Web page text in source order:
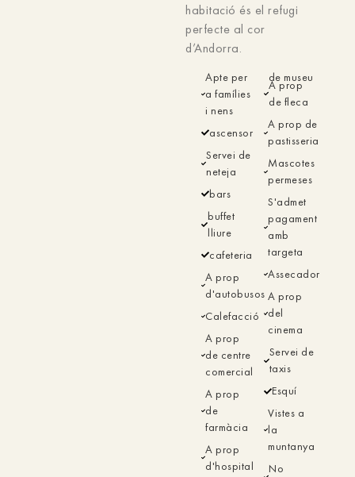
habitació és el refugi
perfecte al cor
d’Andorra.
Apte per
a famílies
i nens
ascensor
Servei de
neteja
bars
buffet
lliure
cafeteria
A prop
d'autobusos
Calefacció
A prop
de centre
comercial
A prop
de
farmàcia
A prop
d'hospital
de museu
A prop
de fleca
A prop de
pastisseria
Mascotes
permeses
S'admet
pagament
amb
targeta
Assecador
A prop
del
cinema
Servei de
taxis
Esquí
Vistes a
la
muntanya
No